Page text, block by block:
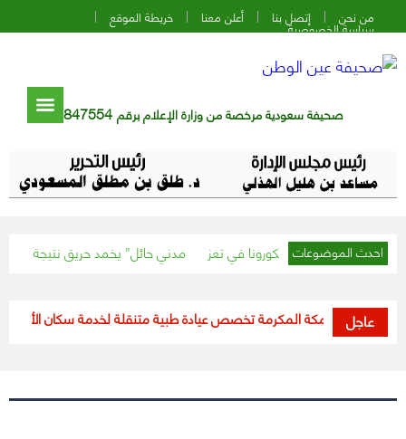
من نحن إتصل بنا أعلن معنا خريطة الموقع
سياسة الخصوصية
صحيفة سعودية مرخصة من وزارة الإعلام برقم 847554
احدث الموضوعات “مدني حائل” يخمد حريق نتيجة تصادم أول إصابة بكورونا في تعز
عاجل
مكة المكرمة تخصص عيادة طبية متنقلة لخدمة سكان الأحياء المعزولة